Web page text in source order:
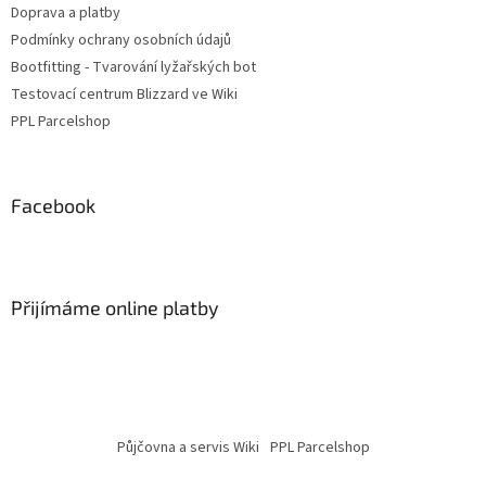
Doprava a platby
Podmínky ochrany osobních údajů
Bootfitting - Tvarování lyžařských bot
Testovací centrum Blizzard ve Wiki
PPL Parcelshop
Facebook
Přijímáme online platby
Půjčovna a servis Wiki PPL Parcelshop